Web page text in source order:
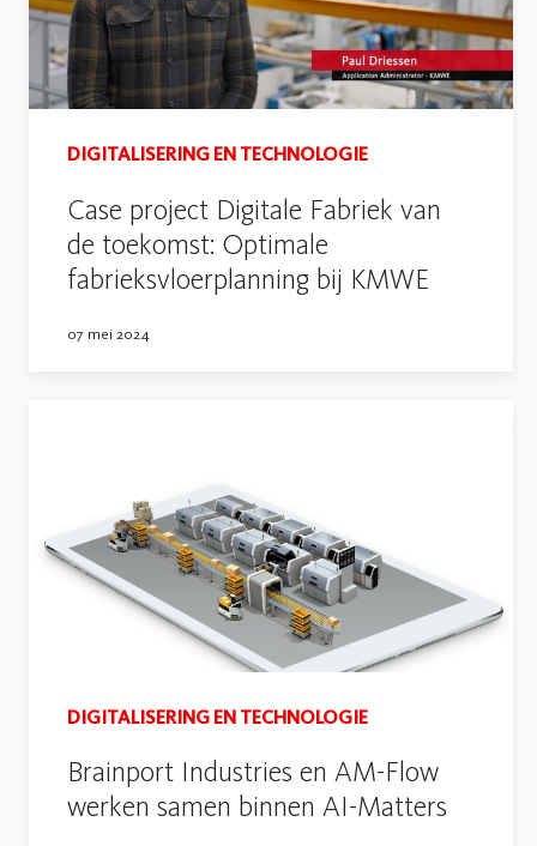
DIGITALISERING EN TECHNOLOGIE
Case project Digitale Fabriek van
de toekomst: Optimale
fabrieksvloerplanning bij KMWE
07 mei 2024
DIGITALISERING EN TECHNOLOGIE
Brainport Industries en AM-Flow
werken samen binnen AI-Matters